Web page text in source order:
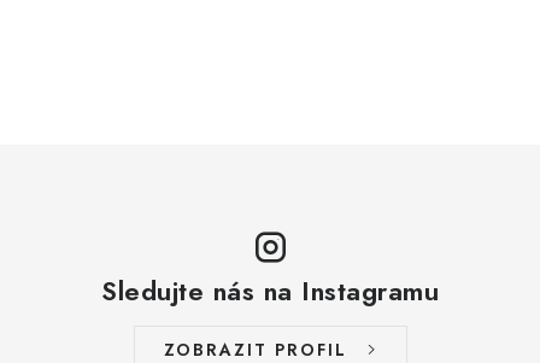
Sledujte nás na Instagramu
ZOBRAZIT PROFIL